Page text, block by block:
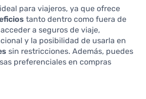
para viajeros, ya que ofrece
tanto dentro como fuera de
a seguros de viaje,
y la posibilidad de usarla en
sin restricciones. Además, puedes
preferenciales en compras